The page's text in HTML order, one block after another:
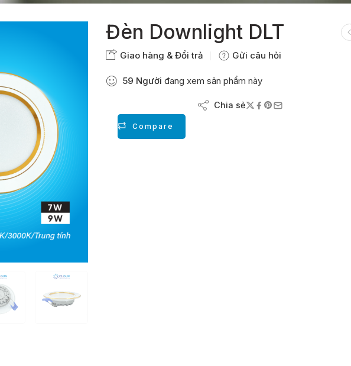
Đèn Downlight DLT
Giao hàng & Đổi trả Gửi câu hỏi
59 Người đang xem sản phẩm này
Compare
Chia sẻ